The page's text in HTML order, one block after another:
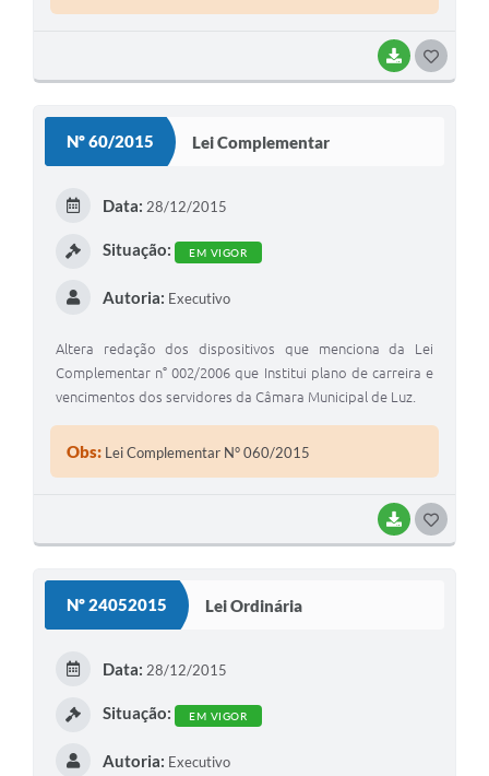
BAIXAR
Nº 60/2015 Lei Complementar
BAIXAR
Data: 28/12/2015
Situação: EM VIGOR
Autoria: Executivo
Altera redação dos dispositivos que menciona da Lei
Complementar n° 002/2006 que Institui plano de carreira e
vencimentos dos servidores da Câmara Municipal de Luz.
Obs: Lei Complementar N° 060/2015
Nº 24052015 Lei Ordinária
Data: 28/12/2015
Situação: EM VIGOR
Autoria: Executivo